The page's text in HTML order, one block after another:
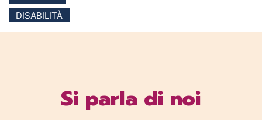
DISABILITÀ
Si parla di noi